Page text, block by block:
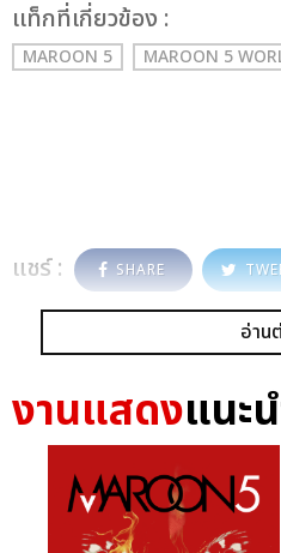
เเท็กที่เกี่ยวข้อง :
MAROON 5 MAROON 5
แชร์ : SHARE
อ่าน
งานแสดงแนะ